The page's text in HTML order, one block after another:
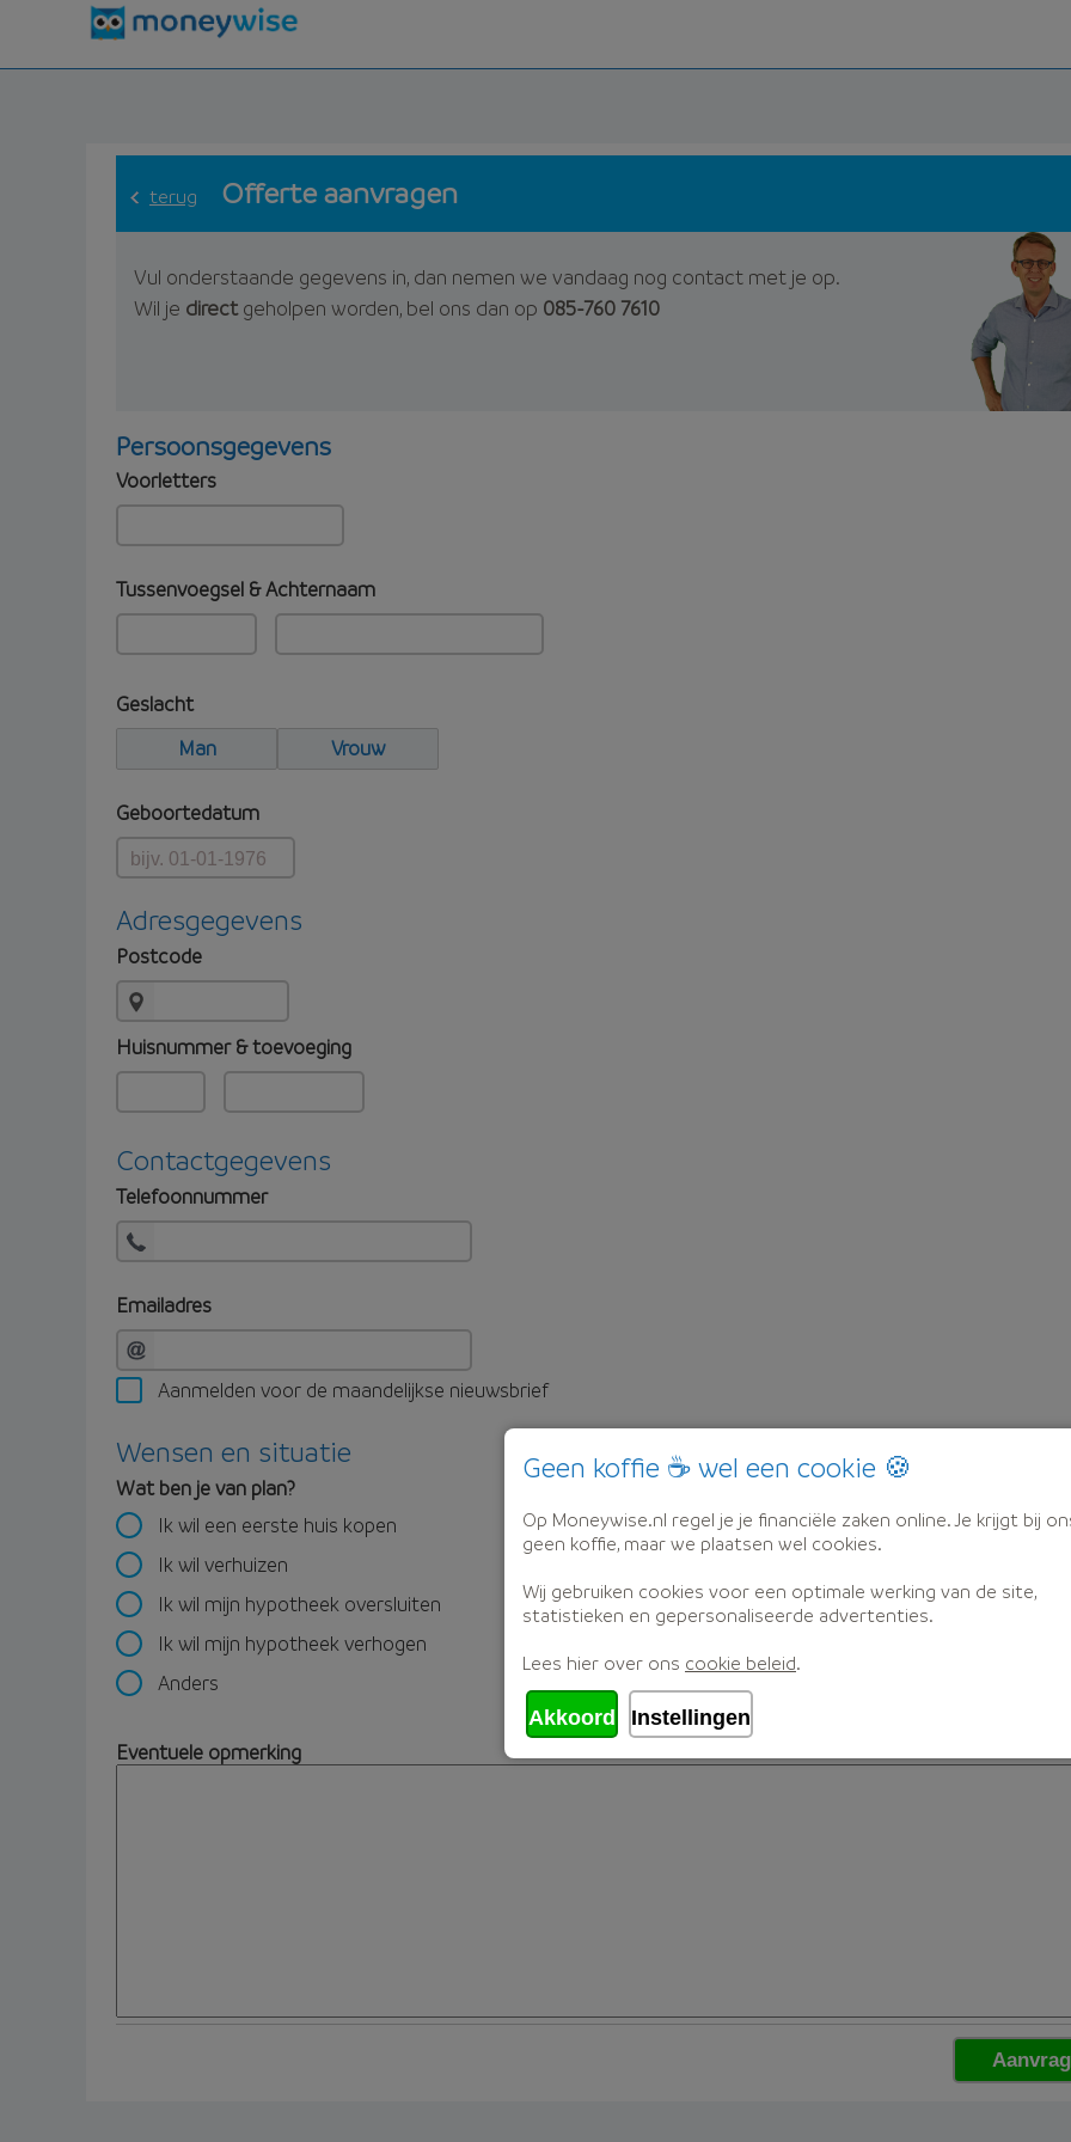
terug Offerte aanvragen
Vul onderstaande gegevens in, dan nemen we vandaag nog contact met je op.
Wil je directgeholpen worden, bel ons dan op 085-760 7610
Persoonsgegevens
Voorletters
Tussenvoegsel & Achternaam
Geslacht
Man
Vrouw
Geboortedatum
Adresgegevens
Postcode
Huisnummer & toevoeging
Contactgegevens
Telefoonnummer
Emailadres
Aanmelden voor de maandelijkse nieuwsbrief
Wensen en situatie
Wat ben je van plan?
Ik wil een eerste huis kopen
Ik wil verhuizen
Ik wil mijn hypotheek oversluiten
Ik wil mijn hypotheek verhogen
Anders
Eventuele opmerking
Geen koffie ☕ wel een cookie 🍪
Op Moneywise.nl regel je je financiële zaken online. Je krijgt bij
geen koffie, maar we plaatsen wel cookies.
Wij gebruiken cookies voor een optimale werking van de site,
statistieken en gepersonaliseerde advertenties.
Lees hier over ons cookie beleid.
Akkoord Instellingen